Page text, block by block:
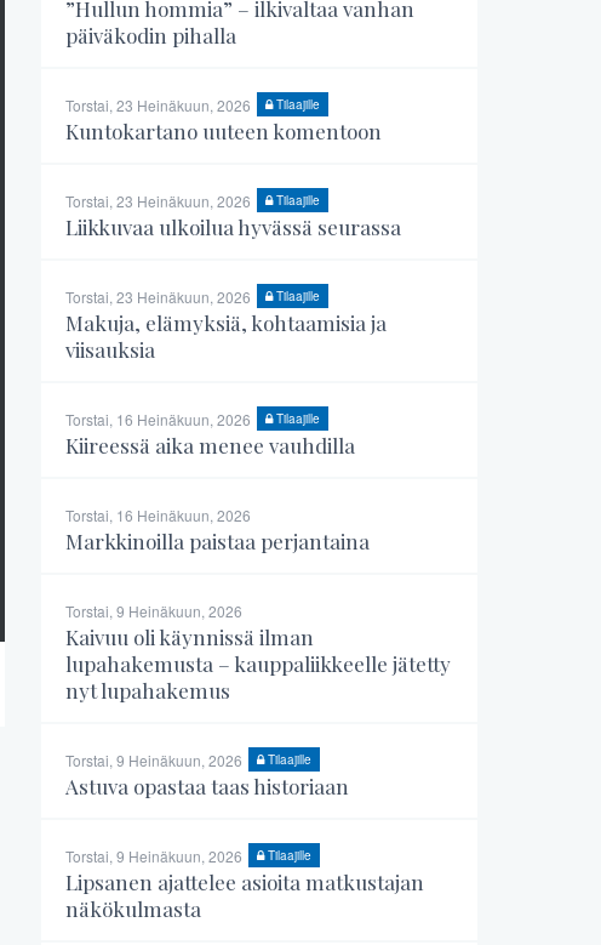
”Hullun hommia” – ilkivaltaa vanhan
päiväkodin pihalla
Torstai, 23 Heinäkuun, 2026 Tilaajille
Kuntokartano uuteen komentoon
Torstai, 23 Heinäkuun, 2026 Tilaajille
Liikkuvaa ulkoilua hyvässä seurassa
Torstai, 23 Heinäkuun, 2026 Tilaajille
Makuja, elämyksiä, kohtaamisia ja
viisauksia
Torstai, 16 Heinäkuun, 2026 Tilaajille
Kiireessä aika menee vauhdilla
Torstai, 16 Heinäkuun, 2026
Markkinoilla paistaa perjantaina
Torstai, 9 Heinäkuun, 2026
Kaivuu oli käynnissä ilman
lupahakemusta – kauppaliikkeelle jätetty
nyt lupahakemus
Torstai, 9 Heinäkuun, 2026 Tilaajille
Astuva opastaa taas historiaan
Torstai, 9 Heinäkuun, 2026 Tilaajille
Lipsanen ajattelee asioita matkustajan
näkökulmasta